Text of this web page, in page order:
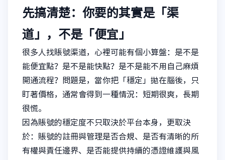
先搞清楚：你要的其實是「渠
道」，不是「便宜」
很多人找賬號渠道，心裡可能有個小算盤：是不是
能便宜點？是不是能快點？是不是能不用自己麻煩
開通流程？問題是，當你把「穩定」拋在腦後，只
盯著價格，通常會得到一種情況：短期很爽，長期
很慌。
因為賬號的穩定度不只取決於平台本身，更取決
於：賬號的註冊與管理是否合規、是否有清晰的所
有權與責任邊界、是否能提供持續的憑證維護與風